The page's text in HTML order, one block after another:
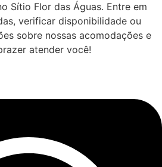
Sítio Flor das Águas. Entre em
verificar disponibilidade ou
sobre nossas acomodações e
atender você!